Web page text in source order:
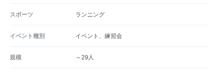
スポーツ ランニング
イベント種別 イベント、練習会
規模 ～29人